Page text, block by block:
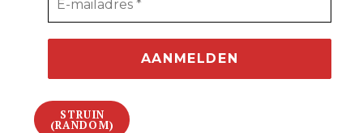
STRUIN
(RANDOM)